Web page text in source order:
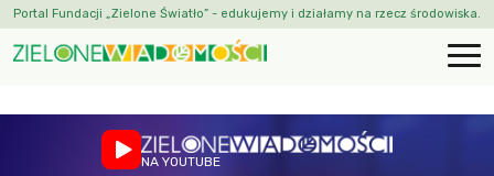
Portal Fundacji „Zielone Światło” - edukujemy i działamy na rzecz środowiska.
NA YOUTUBE